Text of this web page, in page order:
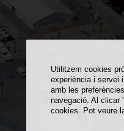
Utilitzem cookies
experiència i servei
amb les
navegació. Al clicar
cookies. Pot veure